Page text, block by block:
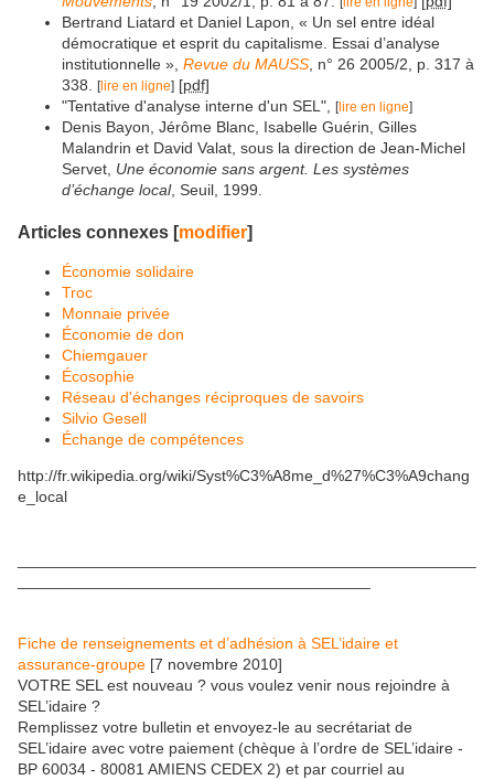
Bertrand Liatard et Daniel Lapon, « Un sel entre idéal
démocratique et esprit du capitalisme. Essai d’analyse
institutionnelle », Revue du MAUSS, n° 26 2005/2, p. 317 à
338. [lire en ligne] [pdf]
"Tentative d'analyse interne d'un SEL", [lire en ligne]
Denis Bayon, Jérôme Blanc, Isabelle Guérin, Gilles
Malandrin et David Valat, sous la direction de Jean-Michel
Servet, Une économie sans argent. Les systèmes
d’échange local, Seuil, 1999.
Articles connexes [modifier]
Économie solidaire
Troc
Monnaie privée
Économie de don
Chiemgauer
Écosophie
Réseau d'échanges réciproques de savoirs
Silvio Gesell
Échange de compétences
http://fr.wikipedia.org/wiki/Syst%C3%A8me_d%27%C3%A9chang
e_local
Fiche de renseignements et d’adhésion à SEL’idaire et
assurance-groupe [7 novembre 2010]
VOTRE SEL est nouveau ? vous voulez venir nous rejoindre à
SEL’idaire ?
Remplissez votre bulletin et envoyez-le au secrétariat de
SEL’idaire avec votre paiement (chèque à l’ordre de SEL’idaire -
BP 60034 - 80081 AMIENS CEDEX 2) et par courriel au